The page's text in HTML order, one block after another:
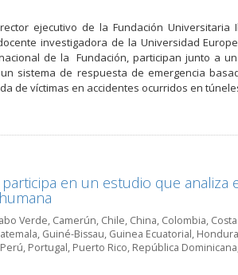
ejecutivo de la Fundación Universitaria
investigadora de la Universidad
de la Fundación, participan junto a
sistema de respuesta de emergencia
de víctimas en accidentes ocurridos en
participa en un estudio que
Verde, Camerún, Chile, China, Colombia,
, Guiné-Bissau, Guinea Ecuatorial,
Perú, Portugal, Puerto Rico, República Dominicana